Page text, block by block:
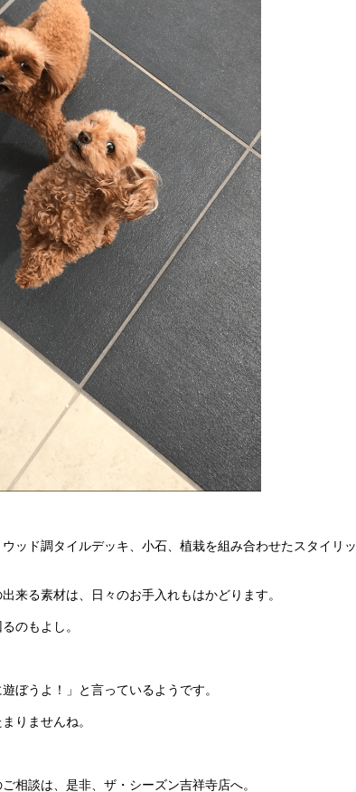
ッド調タイルデッキ、小石、植栽を組み合わせたスタイリッ
来る素材は、日々のお手入れもはかどります。
のもよし。
ぼうよ！」と言っているようです。
りませんね。
相談は、是非、ザ・シーズン吉祥寺店へ。